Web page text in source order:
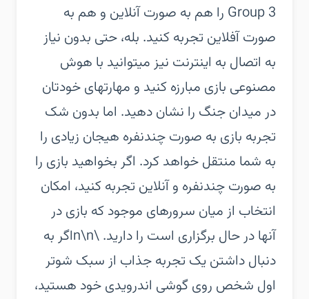
Group 3 را هم به صورت آنلاین و هم به
صورت آفلاین تجربه کنید. بله، حتی بدون نیاز
به اتصال به اینترنت نیز میتوانید با هوش
مصنوعی بازی مبارزه کنید و مهارتهای خودتان
در میدان جنگ را نشان دهید. اما بدون شک
تجربه بازی به صورت چندنفره هیجان زیادی را
به شما منتقل خواهد کرد. اگر بخواهید بازی را
به صورت چندنفره و آنلاین تجربه کنید، امکان
انتخاب از میان سرورهای موجود که بازی در
آنها در حال برگزاری است را دارید. \n\nاگر به
دنبال داشتن یک تجربه جذاب از سبک شوتر
اول شخص روی گوشی اندرویدی خود هستید،